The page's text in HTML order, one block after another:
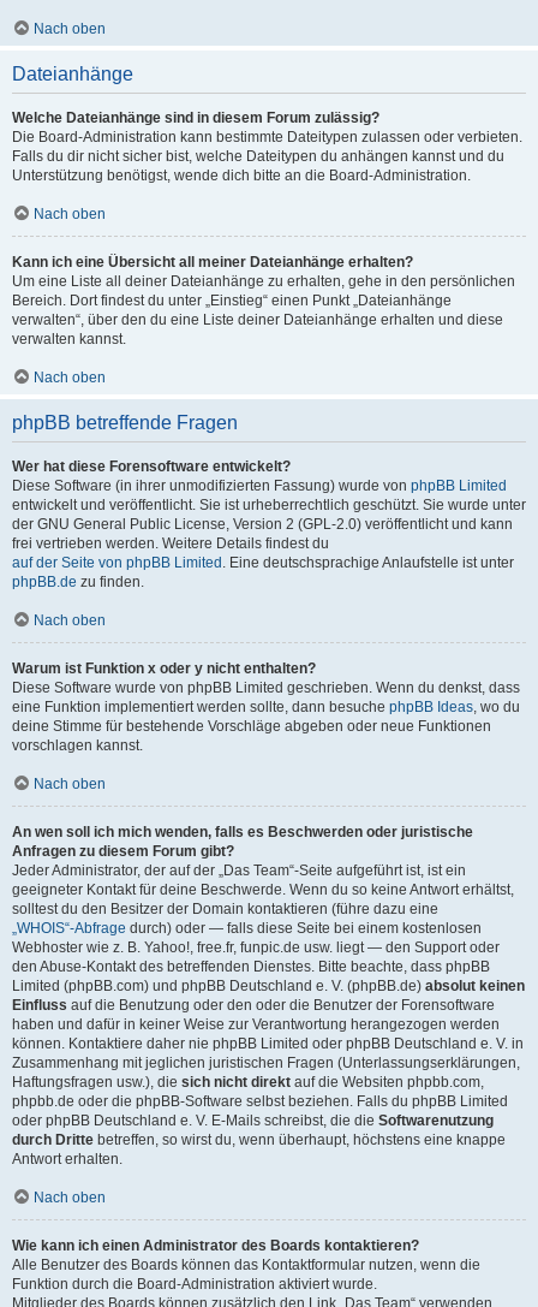
Nach oben
Dateianhänge
Welche Dateianhänge sind in diesem Forum zulässig?
Die Board-Administration kann bestimmte Dateitypen zulassen oder verbieten.
Falls du dir nicht sicher bist, welche Dateitypen du anhängen kannst und du
Unterstützung benötigst, wende dich bitte an die Board-Administration.
Nach oben
Kann ich eine Übersicht all meiner Dateianhänge erhalten?
Um eine Liste all deiner Dateianhänge zu erhalten, gehe in den persönlichen
Bereich. Dort findest du unter „Einstieg“ einen Punkt „Dateianhänge
verwalten“, über den du eine Liste deiner Dateianhänge erhalten und diese
verwalten kannst.
Nach oben
phpBB betreffende Fragen
Wer hat diese Forensoftware entwickelt?
Diese Software (in ihrer unmodifizierten Fassung) wurde von phpBB Limited
entwickelt und veröffentlicht. Sie ist urheberrechtlich geschützt. Sie wurde unter
der GNU General Public License, Version 2 (GPL-2.0) veröffentlicht und kann
frei vertrieben werden. Weitere Details findest du
auf der Seite von phpBB Limited . Eine deutschsprachige Anlaufstelle ist unter
phpBB.de zu finden.
Nach oben
Warum ist Funktion x oder y nicht enthalten?
Diese Software wurde von phpBB Limited geschrieben. Wenn du denkst, dass
eine Funktion implementiert werden sollte, dann besuche phpBB Ideas, wo du
deine Stimme für bestehende Vorschläge abgeben oder neue Funktionen
vorschlagen kannst.
Nach oben
An wen soll ich mich wenden, falls es Beschwerden oder juristische
Anfragen zu diesem Forum gibt?
Jeder Administrator, der auf der „Das Team“-Seite aufgeführt ist, ist ein
geeigneter Kontakt für deine Beschwerde. Wenn du so keine Antwort erhältst,
solltest du den Besitzer der Domain kontaktieren (führe dazu eine
„WHOIS“-Abfrage durch) oder — falls diese Seite bei einem kostenlosen
Webhoster wie z. B. Yahoo!, free.fr, funpic.de usw. liegt — den Support oder
den Abuse-Kontakt des betreffenden Dienstes. Bitte beachte, dass phpBB
Limited (phpBB.com) und phpBB Deutschland e. V. (phpBB.de) absolut keinen
Einfluss auf die Benutzung oder den oder die Benutzer der Forensoftware
haben und dafür in keiner Weise zur Verantwortung herangezogen werden
können. Kontaktiere daher nie phpBB Limited oder phpBB Deutschland e. V. in
Zusammenhang mit jeglichen juristischen Fragen (Unterlassungserklärungen,
Haftungsfragen usw.), die sich nicht direkt auf die Websiten phpbb.com,
phpbb.de oder die phpBB-Software selbst beziehen. Falls du phpBB Limited
oder phpBB Deutschland e. V. E-Mails schreibst, die die Softwarenutzung
durch Dritte betreffen, so wirst du, wenn überhaupt, höchstens eine knappe
Antwort erhalten.
Nach oben
Wie kann ich einen Administrator des Boards kontaktieren?
Alle Benutzer des Boards können das Kontaktformular nutzen, wenn die
Funktion durch die Board-Administration aktiviert wurde.
Mitglieder des Boards können zusätzlich den Link „Das Team“ verwenden.